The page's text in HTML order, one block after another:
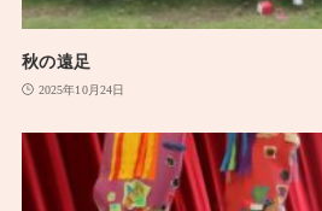
秋の遠足
2025年10月24日